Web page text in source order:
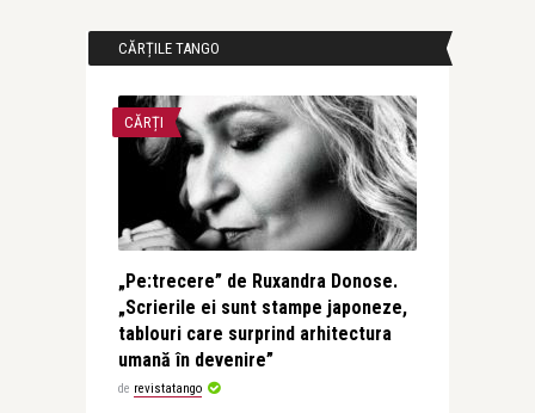
CĂRȚILE TANGO
CĂRȚI
„Pe:trecere” de Ruxandra Donose.
„Scrierile ei sunt stampe japoneze,
tablouri care surprind arhitectura
umană în devenire”
de revistatango